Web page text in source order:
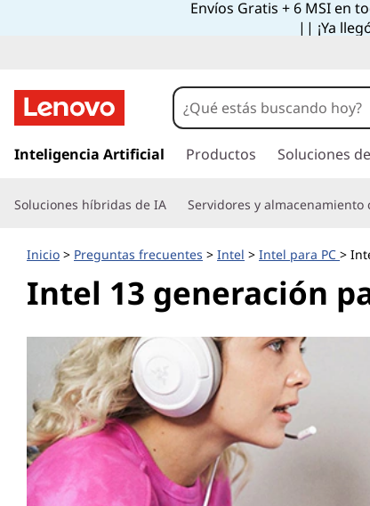
Envíos Gratis + 6 MSI en
|| ¡Ya
r
c
Inteligencia Artificial Productos Soluciones
Soluciones híbridas de IA Servidores y almacenamiento
Inicio > Preguntas frecuentes > Intel > Intel para PC >
Intel 13 generación